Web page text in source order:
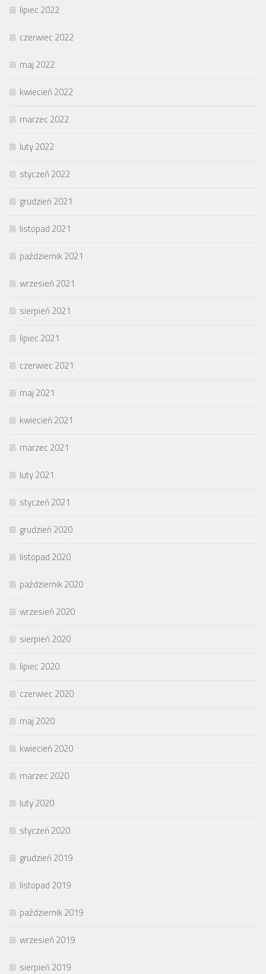
lipiec 2022
czerwiec 2022
maj 2022
kwiecień 2022
marzec 2022
luty 2022
styczeń 2022
grudzień 2021
listopad 2021
październik 2021
wrzesień 2021
sierpień 2021
lipiec 2021
czerwiec 2021
maj 2021
kwiecień 2021
marzec 2021
luty 2021
styczeń 2021
grudzień 2020
listopad 2020
październik 2020
wrzesień 2020
sierpień 2020
lipiec 2020
czerwiec 2020
maj 2020
kwiecień 2020
marzec 2020
luty 2020
styczeń 2020
grudzień 2019
listopad 2019
październik 2019
wrzesień 2019
sierpień 2019